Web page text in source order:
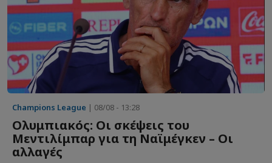
Champions League | 08/08 - 13:28
Ολυμπιακός: Οι σκέψεις του
Μεντιλίμπαρ για τη Ναϊμέγκεν – Οι
αλλαγές